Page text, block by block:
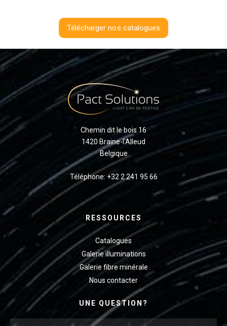
Télécharger nos catalogues
Chemin dit le bois 16
1420 Braine-l'Alleud
Belgique
Téléphone: +32 2 241 95 66
RESSOURCES
Catalogues
Galerie illuminations
Galerie fibre minérale
Nous contacter
UNE QUESTION?